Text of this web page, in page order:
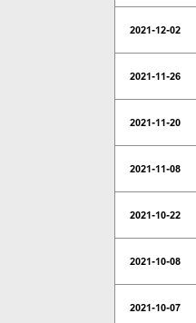
2021-12-02
2021-11-26
2021-11-20
2021-11-08
2021-10-22
2021-10-08
2021-10-07